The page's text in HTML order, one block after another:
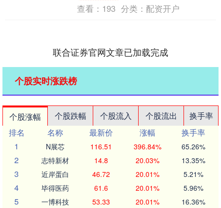
查看： 193 分类： 配资开户
联合证券官网文章已加载完成
个股实时涨跌榜
个股涨幅 个股跌幅 个股流入 个股流出
换手率
排名
名称 最新价 涨幅
换手率
1
N展芯 116.51 396.84% 65.26%
2 志特新材 14.8 20.03% 13.35%
3 近岸蛋白 46.72 20.01% 5.21%
4 毕得医药 61.6 20.01% 5.96%
5 一博科技 53.33 20.01% 16.36%